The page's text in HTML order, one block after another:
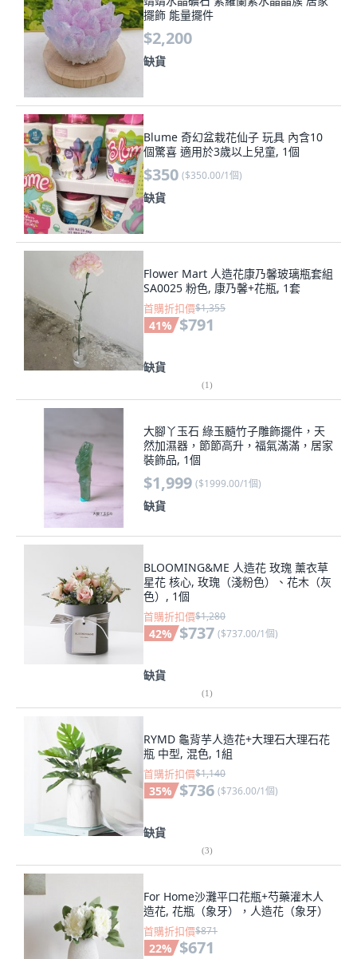
擺飾 能量擺件
$2,200
缺貨
Blume 奇幻盆栽花仙子 玩具 內含10
個驚喜 適用於3歲以上兒童, 1個
$350 ($350.00/1個)
缺貨
Flower Mart 人造花康乃馨玻璃瓶套組
SA0025 粉色, 康乃馨+花瓶, 1套
首購折扣價$1,355
41% $791
缺貨
(1)
大腳丫玉石 綠玉髓竹子雕飾擺件，天
然加濕器，節節高升，福氣滿滿，居家
裝飾品, 1個
$1,999 ($1999.00/1個)
缺貨
BLOOMING&ME 人造花 玫瑰 薰衣草
星花 核心, 玫瑰（淺粉色）、花木（灰
色）, 1個
首購折扣價$1,280
42% $737 ($737.00/1個)
缺貨
(1)
RYMD 龜背芋人造花+大理石大理石花
瓶 中型, 混色, 1組
首購折扣價$1,140
35% $736 ($736.00/1個)
缺貨
(3)
For Home沙灘平口花瓶+芍藥灌木人
造花, 花瓶（象牙），人造花（象牙）
首購折扣價$871
22% $671